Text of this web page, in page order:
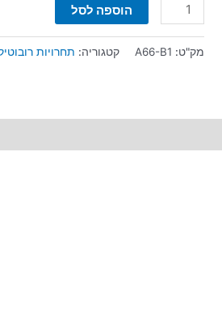
הוספה לסל
מק"ט: A66-B1 קטגוריה: תחרויות